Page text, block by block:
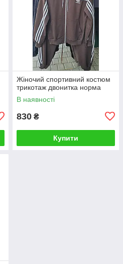
Жіночий спортивний костюм
трикотаж двонитка норма
В наявності
830 ₴
Купити